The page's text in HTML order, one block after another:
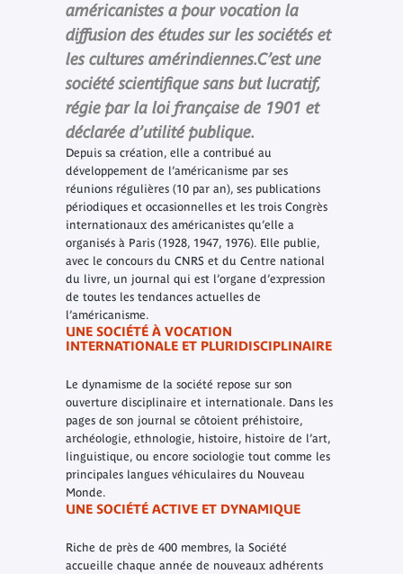
américanistes a pour vocation la
diffusion des études sur les sociétés et
les cultures amérindiennes.C’est une
société scientifique sans but lucratif,
régie par la loi française de 1901 et
déclarée d’utilité publique.
Depuis sa création, elle a contribué au
développement de l’américanisme par ses
réunions régulières (10 par an), ses publications
périodiques et occasionnelles et les trois Congrès
internationaux des américanistes qu’elle a
organisés à Paris (1928, 1947, 1976). Elle publie,
avec le concours du CNRS et du Centre national
du livre, un journal qui est l’organe d’expression
de toutes les tendances actuelles de
l’américanisme.
UNE SOCIÉTÉ À VOCATION
INTERNATIONALE ET PLURIDISCIPLINAIRE
Le dynamisme de la société repose sur son
ouverture disciplinaire et internationale. Dans les
pages de son journal se côtoient préhistoire,
archéologie, ethnologie, histoire, histoire de l’art,
linguistique, ou encore sociologie tout comme les
principales langues véhiculaires du Nouveau
Monde.
UNE SOCIÉTÉ ACTIVE ET DYNAMIQUE
Riche de près de 400 membres, la Société
accueille chaque année de nouveaux adhérents